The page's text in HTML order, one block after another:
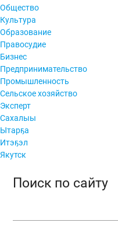
Общество
Культура
Образование
Правосудие
Бизнес
Предпринимательство
Промышленность
Сельское хозяйство
Эксперт
Сахалыы
Ытарҕа
Итэҕэл
Якутск
Поиск по сайту